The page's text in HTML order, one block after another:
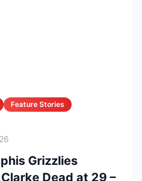
Feature Stories
Grizzlies
Dead at 29 –